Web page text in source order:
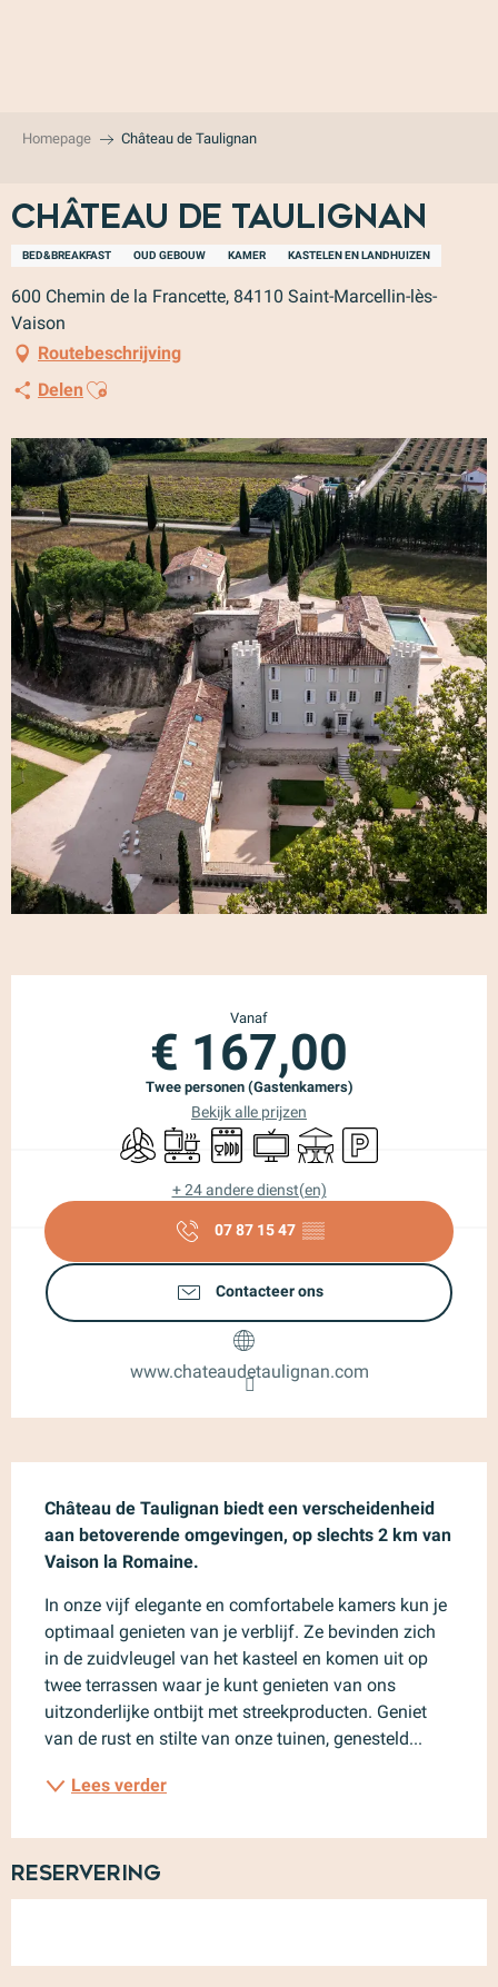
Homepage Château de Taulignan
Château de Taulignan
BED&BREAKFAST OUD GEBOUW KAMER KASTELEN EN LANDHUIZEN
600 Chemin de la Francette, 84110 Saint-Marcellin-lès-
Vaison
Routebeschrijving
Delen Ajouter aux favoris
Vanaf
€ 167,00
Twee personen (Gastenkamers)
Bekijk alle prijzen
Met aircoKookplaatVaatwassers
TelevisieTerras Parkeerplaats
+ 24 andere dienst(en)
07 87 15 47 ▒▒
Contacteer ons
www.chateaudetaulignan.com
Château de Taulignan biedt een verscheidenheid
aan betoverende omgevingen, op slechts 2 km van
Vaison la Romaine.
In onze vijf elegante en comfortabele kamers kun je
optimaal genieten van je verblijf. Ze bevinden zich
in de zuidvleugel van het kasteel en komen uit op
twee terrassen waar je kunt genieten van ons
uitzonderlijke ontbijt met streekproducten. Geniet
van de rust en stilte van onze tuinen, genesteld...
Lees verder
Reservering